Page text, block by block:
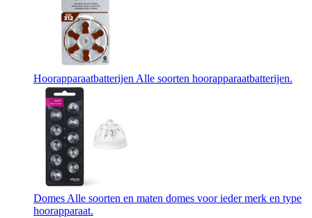
Hoorapparaatbatterijen Alle soorten hoorapparaatbatterijen.
Domes Alle soorten en maten domes voor ieder merk en type
hoorapparaat.